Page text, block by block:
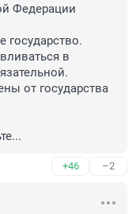
Федерации
государство.
в
от государства
+46 –2